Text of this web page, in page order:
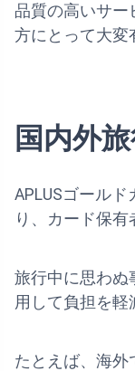
品質の高いサー
方にとって大変
国内外
APLUSゴール
り、カード保有
旅行中に思わぬ
用して負担を軽
たとえば、海外